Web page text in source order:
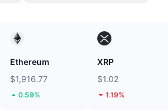
Ethereum
$1,916.77
0.59%
XRP
$1.02
1.19%